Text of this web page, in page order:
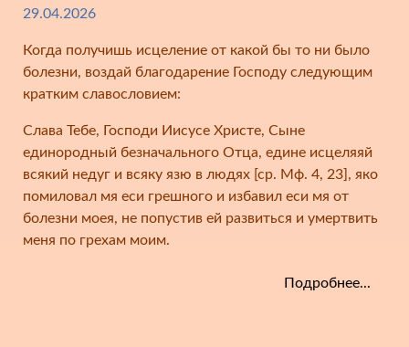
29.04.2026
Когда получишь исцеление от какой бы то ни было
болезни, воздай благодарение Господу следующим
кратким славословием:
Слава Тебе, Господи Иисусе Христе, Сыне
единородный безначального Отца, едине исцеляяй
всякий недуг и всяку язю в людях [ср. Мф. 4, 23], яко
помиловал мя еси грешного и избавил еси мя от
болезни моея, не попустив ей развиться и умертвить
меня по грехам моим.
Подробнее...